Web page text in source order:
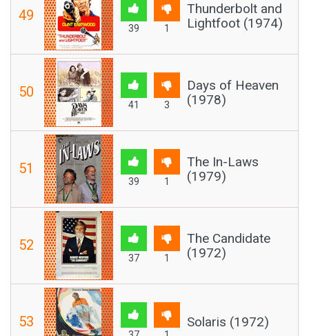
49
39 1
Thunderbolt and
Lightfoot (1974)
50
41 3
Days of Heaven
(1978)
51
39 1
The In-Laws
(1979)
52
37 1
The Candidate
(1972)
53 Solaris (1972)